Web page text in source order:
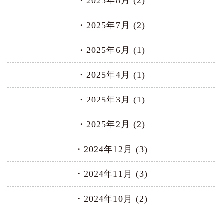
2025年7月 (2)
2025年6月 (1)
2025年4月 (1)
2025年3月 (1)
2025年2月 (2)
2024年12月 (3)
2024年11月 (3)
2024年10月 (2)